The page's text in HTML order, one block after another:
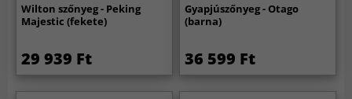
Wilton szőnyeg - Peking
Majestic (fekete)
29 939 Ft
Gyapjúszőnyeg - Otago
(barna)
36 599 Ft